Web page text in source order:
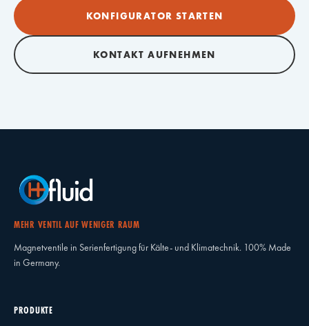
KONFIGURATOR STARTEN
KONTAKT AUFNEHMEN
MEHR VENTIL AUF WENIGER RAUM
Magnetventile in Serienfertigung für Kälte- und Klimatechnik. 100% Made
in Germany.
PRODUKTE